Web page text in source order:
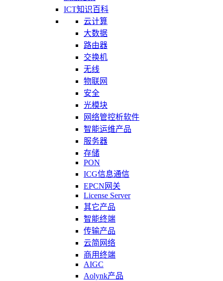
ICT知识百科
云计算
大数据
路由器
交换机
无线
物联网
安全
光模块
网络管控析软件
智能运维产品
服务器
存储
PON
ICG信息通信
EPCN网关
License Server
其它产品
智能终端
传输产品
云简网络
商用终端
AIGC
Aolynk产品